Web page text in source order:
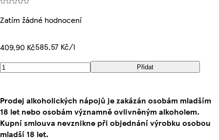
Zatím žádné hodnocení
409,90 Kč585,57 Kč/l
Přidat
Prodej alkoholických nápojů je zakázán osobám mladším
18 let nebo osobám významně ovlivněným alkoholem.
Kupní smlouva nevznikne při objednání výrobku osobou
mladší 18 let.